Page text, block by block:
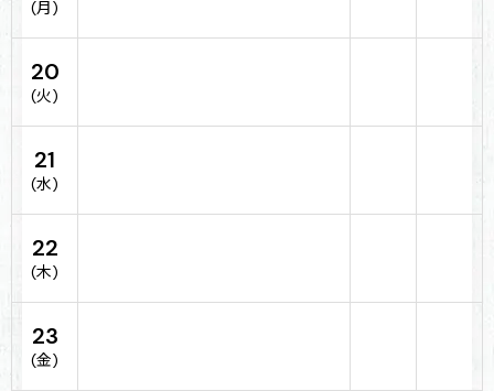
(月)
20
(火)
21
(水)
22
(木)
23
(金)